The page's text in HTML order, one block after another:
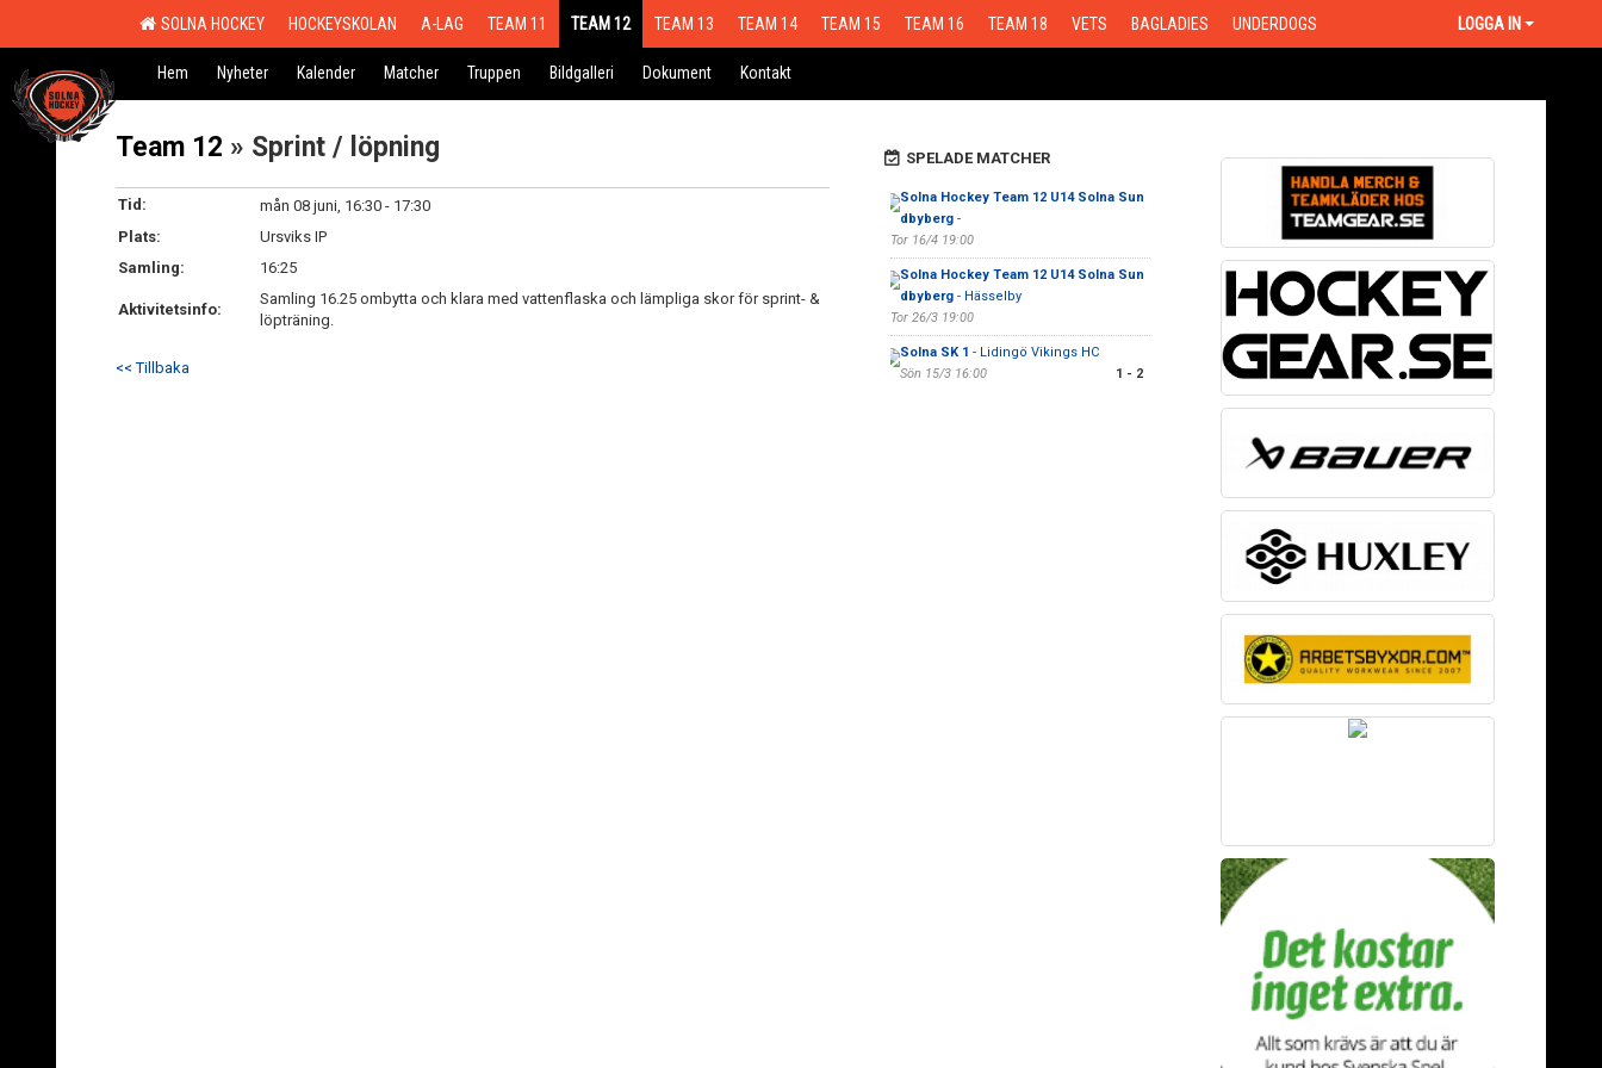
SOLNA HOCKEY HOCKEYSKOLAN A-LAG TEAM 11 TEAM 12 TEAM 13 TEAM 14 TEAM 15 TEAM 16 TEAM 18 VETS BAGLADIES UNDERDOGS LOGGA IN
Hem Nyheter Kalender Matcher Truppen Bildgalleri Dokument Kontakt
Team 12 » Sprint / löpning
Tid:
mån 08 juni, 16:30 - 17:30
Plats:
Ursviks IP
Samling:
16:25
Aktivitetsinfo:
Samling 16.25 ombytta och klara med vattenflaska och lämpliga skor för sprint- &
löpträning.
<< Tillbaka
SPELADE MATCHER
Solna Hockey Team 12 U14 Solna Sun
dbyberg-
Tor 16/4 19:00
Solna Hockey Team 12 U14 Solna Sun
dbyberg- Hässelby
Tor 26/3 19:00
Solna SK 1 - Lidingö Vikings HC
Sön 15/3 16:00
1 - 2